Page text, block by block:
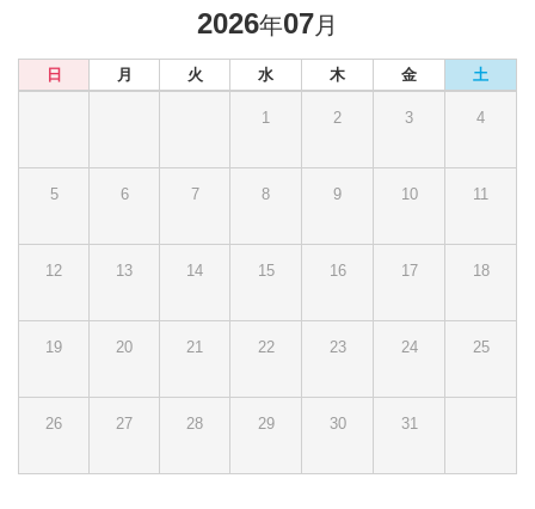
2026年07月
日 月 火 水 木 金 土
1 2 3 4
5 6 7 8 9 10 11
12 13 14 15 16 17 18
19 20 21 22 23 24 25
26 27 28 29 30 31